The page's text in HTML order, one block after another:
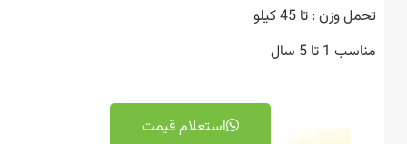
: تا 45 کیلو
استعلام قیمت